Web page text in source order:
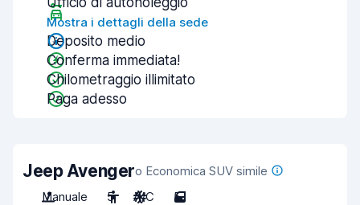
Mostra i dettagli della sede
Deposito medio
Conferma immediata!
Chilometraggio illimitato
Paga adesso
Jeep Avengero Economica SUV simile
Manuale
5 A/C 5